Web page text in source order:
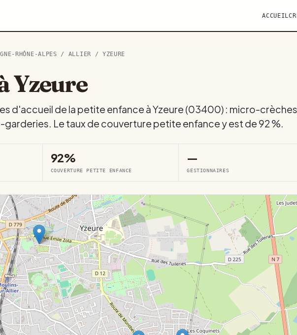
ACCUEIL
RHÔNE-ALPES / ALLIER / YZEURE
Yzeure
d'accueil de la petite enfance à Yzeure (03400) : micro-
Le taux de couverture petite enfance y est de 92 %.
92%
COUVERTURE PETITE ENFANCE
—
GESTIONNAIRES